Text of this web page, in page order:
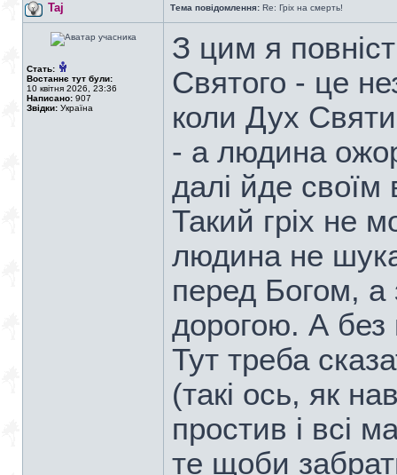
Taj Тема повідомлення: Re: Гріх на смерть!
Стать:
Востаннє тут були:
10 квітня 2026, 23:36
Написано: 907
Звідки: Україна
З цим я
Святого - це
коли Дух
- а людина
далі йде
Такий гріх не
людина не
перед Богом, а
дорогою. А без
Тут треба
(такі ось, як
простив і всі
те щоби